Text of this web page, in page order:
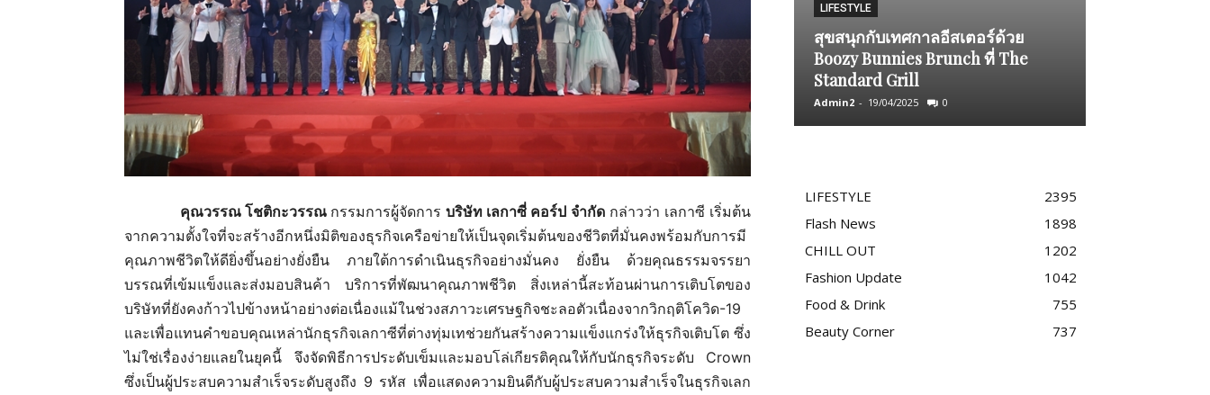
คุณวรรณ โชติกะวรรณ กรรมการผู้จัดการบริษัท เลกาซี่ คอร์ป จำกัดกล่าวว่า เลกาซี เริ่มต้น
จากความตั้งใจที่จะสร้างอีกหนึ่งมิติของธุรกิจเครือข่ายให้เป็นจุดเริ่มต้นของชีวิตที่มั่นคงพร้อมกับการมี
คุณภาพชีวิตให้ดียิ่งขึ้นอย่างยั่งยืน ภายใต้การดำเนินธุรกิจอย่างมั่นคง ยั่งยืน ด้วยคุณธรรมจรรยา
บรรณที่เข้มแข็งและส่งมอบสินค้า บริการที่พัฒนาคุณภาพชีวิต สิ่งเหล่านี้สะท้อนผ่านการเติบโตของ
บริษัทที่ยังคงก้าวไปข้างหน้าอย่างต่อเนื่องแม้ในช่วงสภาวะเศรษฐกิจชะลอตัวเนื่องจากวิกฤติโควิด-19
และเพื่อแทนคำขอบคุณเหล่านักธุรกิจเลกาซีที่ต่างทุ่มเทช่วยกันสร้างความแข็งแกร่งให้ธุรกิจเติบโต ซึ่ง
ไม่ใช่เรื่องง่ายแลยในยุคนี้ จึงจัดพิธีการประดับเข็มและมอบโล่เกียรติคุณให้กับนักธุรกิจระดับ Crown
ซึ่งเป็นผู้ประสบความสำเร็จระดับสูงถึง 9 รหัส เพื่อแสดงความยินดีกับผู้ประสบความสำเร็จในธุรกิจเลก
LIFESTYLE
สุขสนุกกับเทศกาลอีสเตอร์ด้วย
Boozy Bunnies Brunch ที่ The
Standard Grill
Admin2 - 19/04/2025 0
LIFESTYLE
2395
Flash News
1898
CHILL OUT
1202
Fashion Update
1042
Food & Drink
755
Beauty Corner
737